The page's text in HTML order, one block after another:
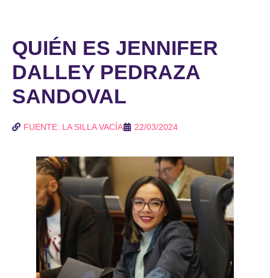
QUIÉN ES JENNIFER
DALLEY PEDRAZA
SANDOVAL
FUENTE: LA SILLA VACÍA 22/03/2024